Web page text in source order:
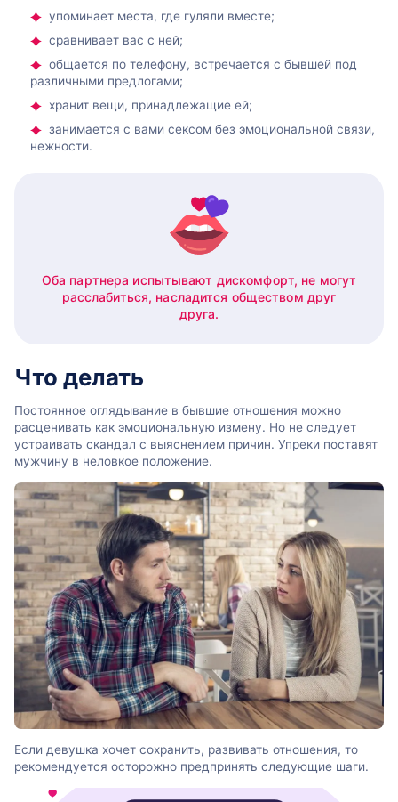
упоминает места, где гуляли вместе;
сравнивает вас с ней;
общается по телефону, встречается с бывшей под
различными предлогами;
хранит вещи, принадлежащие ей;
занимается с вами сексом без эмоциональной связи,
нежности.
Оба партнера испытывают дискомфорт, не могут
расслабиться, насладится обществом друг
друга.
Что делать
Постоянное оглядывание в бывшие отношения можно
расценивать как эмоциональную измену. Но не следует
устраивать скандал с выяснением причин. Упреки поставят
мужчину в неловкое положение.
Если девушка хочет сохранить, развивать отношения, то
рекомендуется осторожно предпринять следующие шаги.